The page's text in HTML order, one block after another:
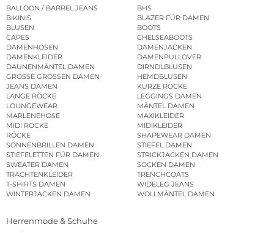
BALLOON / BARREL JEANS
BHS
BIKINIS
BLAZER FÜR DAMEN
BLUSEN
BOOTS
CAPES
CHELSEABOOTS
DAMENHOSEN
DAMENJACKEN
DAMENKLEIDER
DAMENPULLOVER
DAUNENMÄNTEL DAMEN
DIRNDLBLUSEN
GROSSE GRÖSSEN DAMEN
HEMDBLUSEN
JEANS DAMEN
KURZE RÖCKE
LANGE RÖCKE
LEGGINGS DAMEN
LOUNGEWEAR
MÄNTEL DAMEN
MARLENEHOSE
MAXIKLEIDER
MIDI RÖCKE
MIDIKLEIDER
RÖCKE
SHAPEWEAR DAMEN
SONNENBRILLEN DAMEN
STIEFEL DAMEN
STIEFELETTEN FÜR DAMEN
STRICKJACKEN DAMEN
SWEATER DAMEN
SOCKEN DAMEN
TRACHTENKLEIDER
TRENCHCOATS
T-SHIRTS DAMEN
WIDELEG JEANS
WINTERJACKEN DAMEN
WOLLMÄNTEL DAMEN
Herrenmode & Schuhe